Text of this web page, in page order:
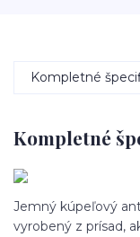
Kompletné
Kompletné
Jemný kúpeľový
vyrobený z prísad,